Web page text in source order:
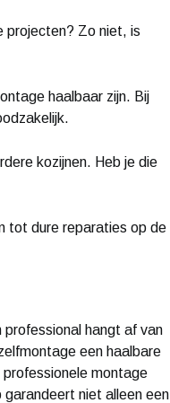
projecten? Zo niet, is
haalbaar zijn. Bij
kozijnen. Heb je die
tot dure reparaties op de
professional hangt af van
een haalbare
montage
niet alleen een